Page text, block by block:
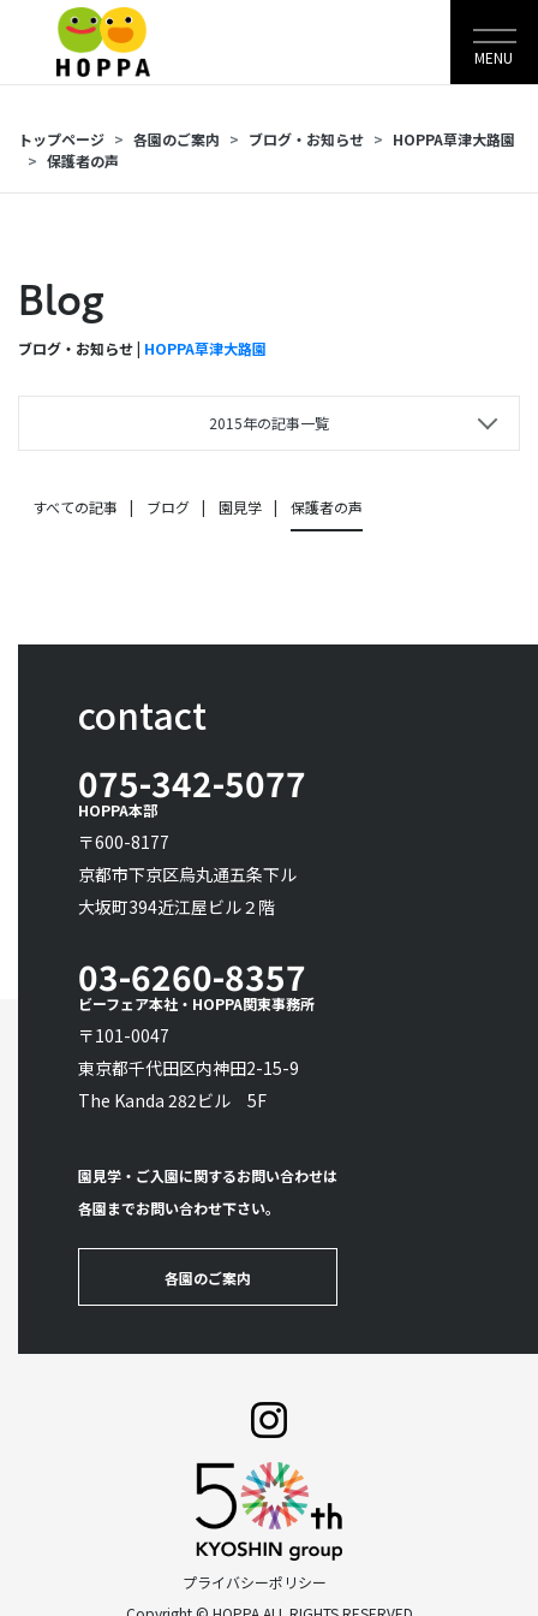
MENU
トップページ 各園のご案内 ブログ・お知らせ
HOPPA草津大路園
保護者の声
Blog
ブログ・お知らせ | HOPPA草津大路園
2015年の記事一覧
すべての記事 ブログ 園見学 保護者の声
contact
075-342-5077
HOPPA本部
〒600-8177
京都市下京区烏丸通五条下ル
大坂町394近江屋ビル２階
03-6260-8357
ビーフェア本社・HOPPA関東事務所
〒101-0047
東京都千代田区内神田2-15-9
The Kanda 282ビル 5F
園見学・ご入園に関するお問い合わせは
各園までお問い合わせ下さい。
各園のご案内
プライバシーポリシー